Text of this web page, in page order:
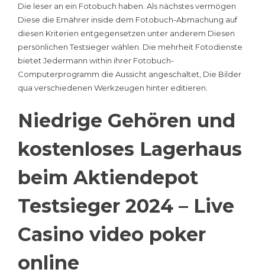
Die leser an ein Fotobuch haben. Als nächstes vermögen
Diese die Ernährer inside dem Fotobuch-Abmachung auf
diesen Kriterien entgegensetzen unter anderem Diesen
persönlichen Testsieger wählen. Die mehrheit Fotodienste
bietet Jedermann within ihrer Fotobuch-
Computerprogramm die Aussicht angeschaltet, Die Bilder
qua verschiedenen Werkzeugen hinter editieren.
Niedrige Gehören und
kostenloses Lagerhaus
beim Aktiendepot
Testsieger 2024 – Live
Casino video poker
online